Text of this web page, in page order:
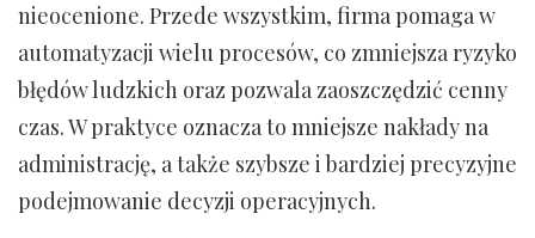
nieocenione. Przede wszystkim, firma pomaga w
automatyzacji wielu procesów, co zmniejsza ryzyko
błędów ludzkich oraz pozwala zaoszczędzić cenny
czas. W praktyce oznacza to mniejsze nakłady na
administrację, a także szybsze i bardziej precyzyjne
podejmowanie decyzji operacyjnych.